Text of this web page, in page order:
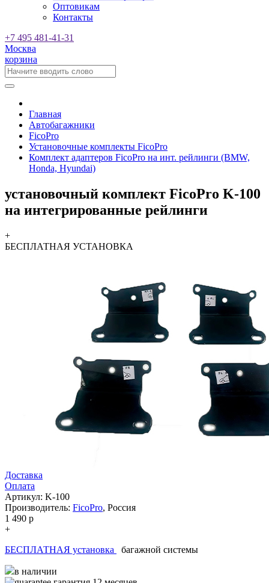
Оптовикам
Контакты
+7 495 481-41-31
Москва
корзина
Главная
Автобагажники
FicoPro
Установочные комплекты FicoPro
Комплект адаптеров FicoPro на инт. рейлинги (BMW,
Honda, Hyundai)
установочный комплект FicoPro K-100
на интегрированные рейлинги
+
БЕСПЛАТНАЯ УСТАНОВКА
Доставка
Оплата
Артикул: K-100
Производитель: FicoPro, Россия
1 490 p
+
БЕСПЛАТНАЯ установка
багажной системы
в наличии